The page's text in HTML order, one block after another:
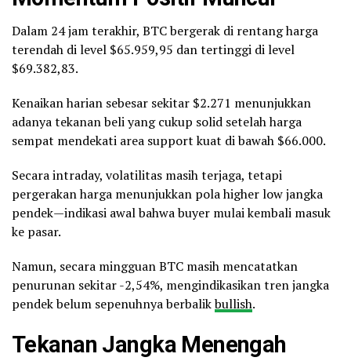
Dalam 24 jam terakhir, BTC bergerak di rentang harga
terendah di level $65.959,95 dan tertinggi di level
$69.382,83.
Kenaikan harian sebesar sekitar $2.271 menunjukkan
adanya tekanan beli yang cukup solid setelah harga
sempat mendekati area support kuat di bawah $66.000.
Secara intraday, volatilitas masih terjaga, tetapi
pergerakan harga menunjukkan pola higher low jangka
pendek—indikasi awal bahwa buyer mulai kembali masuk
ke pasar.
Namun, secara mingguan BTC masih mencatatkan
penurunan sekitar -2,54%, mengindikasikan tren jangka
pendek belum sepenuhnya berbalikbullish.
Tekanan Jangka Menengah